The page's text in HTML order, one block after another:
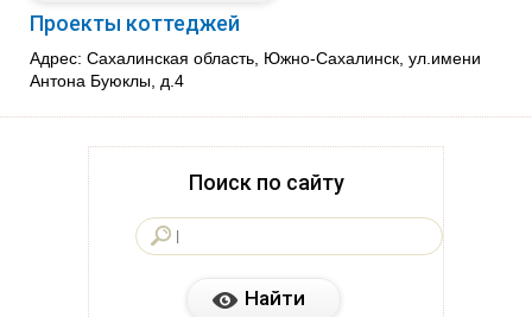
Проекты коттеджей
Адрес: Сахалинская область, Южно-Сахалинск, ул.имени
Антона Буюклы, д.4
Поиск по сайту